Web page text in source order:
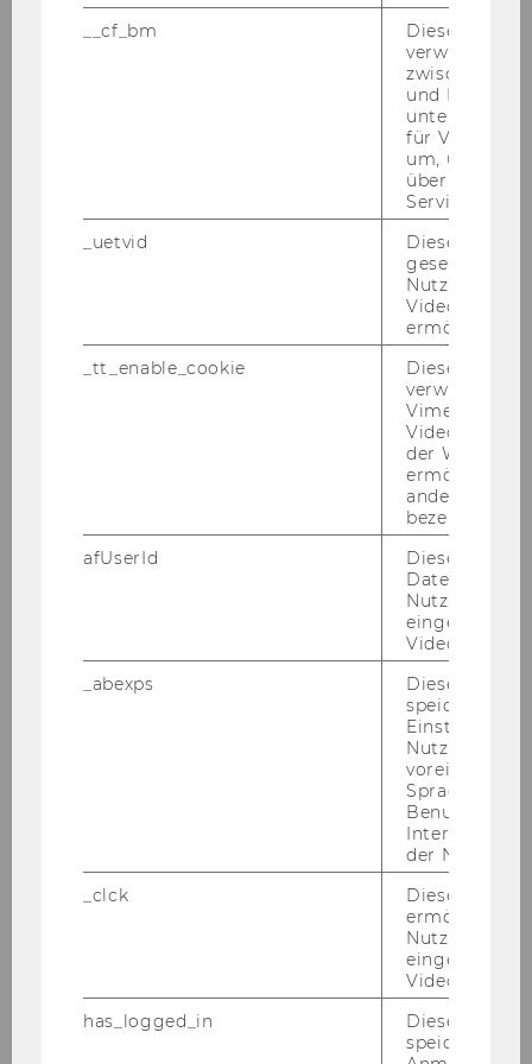
website
The application form is only
during the official
Selection process and approval
WU mobility grant (exchange
WU mobility grant - application for the second
installment
__cf_bm
Dieses
verwendet,
zwischen
und Bots zu
für Vimeo
um, um
über die
Service zu
_uetvid
Dieses
gesetzt, um
Nutzung des
Videoplayers
ermöglichen
_tt_enable_cookie
Dieses
verwendet,
Vimeo-
der WU-
ermöglichen
andere nicht
bezeichnete
afUserId
Dieses
Daten von
Videos
_abexps
Dieses Cookie
speichert
Nutzer*in, zB.
Sprache,
der Nutzer*in
_clck
Dieses Cookie
ermöglicht
Nutzung des
Video Players
has_logged_in
Dieses Cookie
speichert